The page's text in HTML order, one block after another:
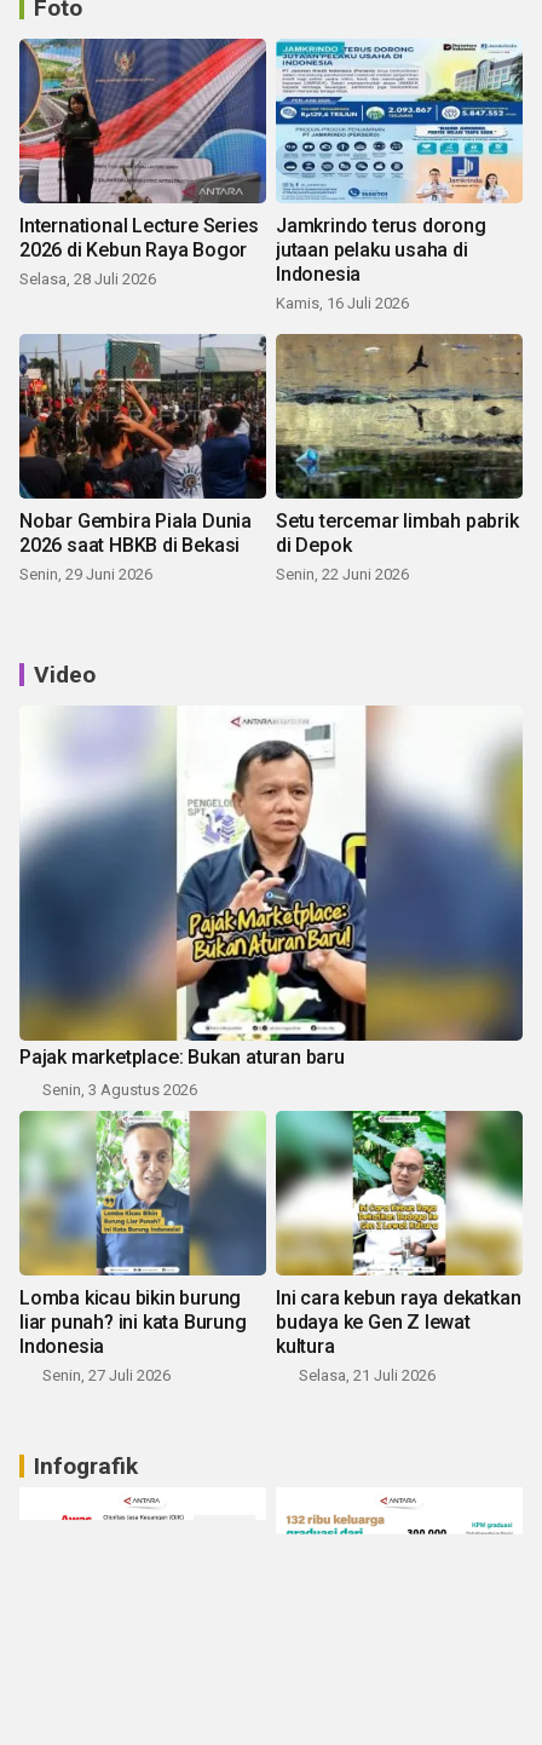
Foto
International Lecture Series
2026 di Kebun Raya Bogor
Selasa, 28 Juli 2026
Jamkrindo terus dorong
jutaan pelaku usaha di
Indonesia
Kamis, 16 Juli 2026
Nobar Gembira Piala Dunia
2026 saat HBKB di Bekasi
Senin, 29 Juni 2026
Setu tercemar limbah pabrik
di Depok
Senin, 22 Juni 2026
Video
Pajak marketplace: Bukan aturan baru
Senin, 3 Agustus 2026
Lomba kicau bikin burung
liar punah? ini kata Burung
Indonesia
Senin, 27 Juli 2026
Ini cara kebun raya dekatkan
budaya ke Gen Z lewat
kultura
Selasa, 21 Juli 2026
Infografik